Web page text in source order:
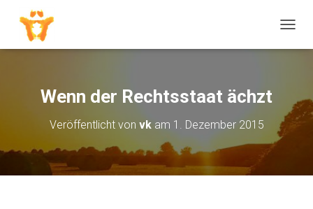
A
T
Wenn der Rechtsstaat ächzt
Veröffentlicht von vkam 1. Dezember 2015